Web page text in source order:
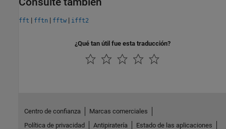
fft | fftn | fftw | ifft2
¿Qué tan útil fue esta traducción?
Centro de confianza
Marcas comerciales
Política de privacidad
Antipiratería Estado de las aplicaciones